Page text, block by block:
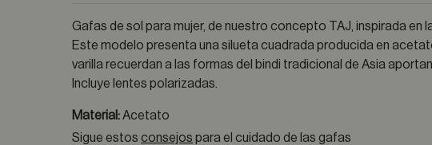
Gafas de sol para mujer, de nuestro concepto TAJ, inspirada en
Este modelo presenta una silueta cuadrada producida en
varilla recuerdan a las formas del bindi tradicional de Asia
Incluye lentes polarizadas.
Material:Acetato
Sigue estosconsejos para el cuidado de las gafas